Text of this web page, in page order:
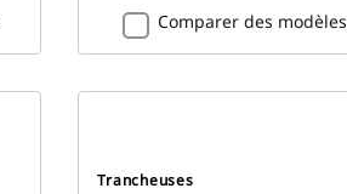
Comparer des modèles
Trancheuses